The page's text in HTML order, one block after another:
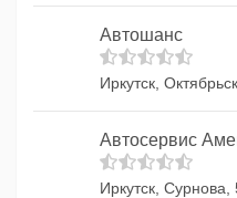
Автошанс
Иркутск,
Автосервис
Иркутск, Сурнова,